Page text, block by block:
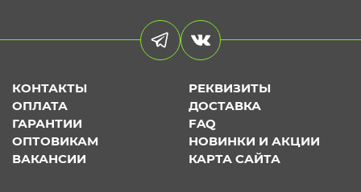
КОНТАКТЫ
РЕКВИЗИТЫ
ОПЛАТА
ДОСТАВКА
ГАРАНТИИ
FAQ
ОПТОВИКАМ
НОВИНКИ И АКЦИИ
ВАКАНСИИ
КАРТА САЙТА